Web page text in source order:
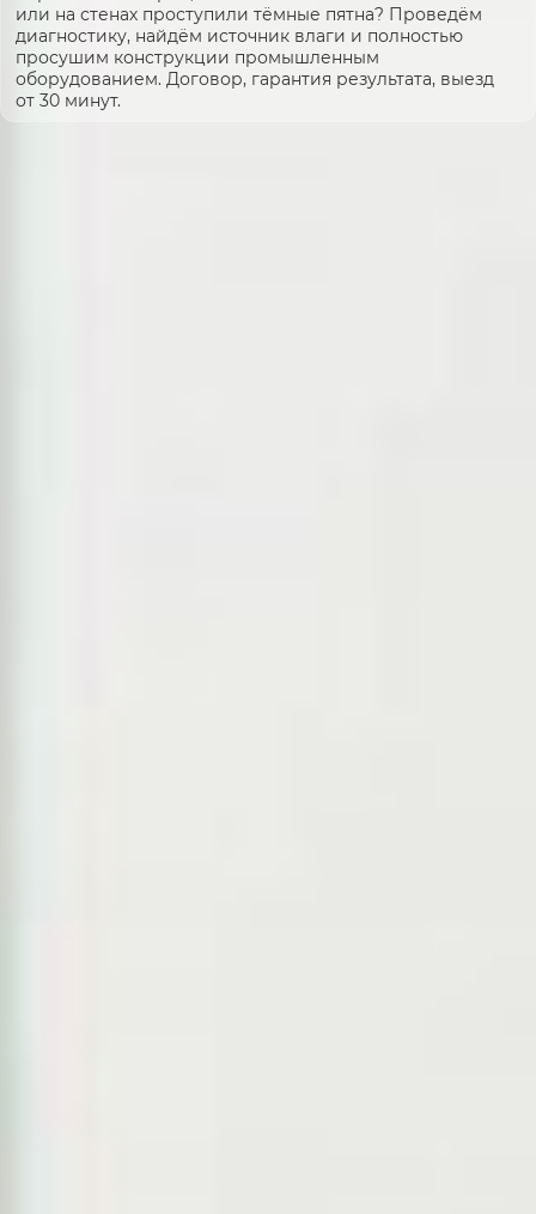
или на стенах проступили тёмные пятна? Проведём
диагностику, найдём источник влаги и полностью
просушим конструкции промышленным
оборудованием. Договор, гарантия результата, выезд
от 30 минут.